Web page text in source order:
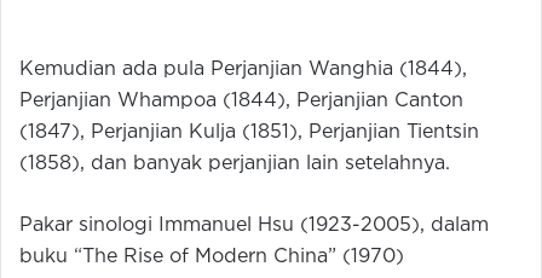
Kemudian ada pula Perjanjian Wanghia (1844),
Perjanjian Whampoa (1844), Perjanjian Canton
(1847), Perjanjian Kulja (1851), Perjanjian Tientsin
(1858), dan banyak perjanjian lain setelahnya.
Pakar sinologi Immanuel Hsu (1923-2005), dalam
buku “The Rise of Modern China” (1970)